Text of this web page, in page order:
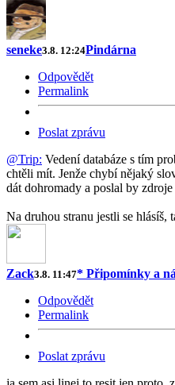
seneke3.8. 12:24Pindárna
Odpovědět
Permalink
Poslat zprávu
@Trip: Vedení databáze s tím
chtěli mít. Jenže chybí nějaký
dát dohromady a poslal by
Na druhou stranu jestli se hlásíš,
Zack3.8. 11:47* Připomínky a
Odpovědět
Permalink
Poslat zprávu